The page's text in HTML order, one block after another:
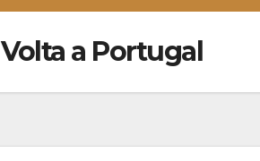
Volta a Portugal